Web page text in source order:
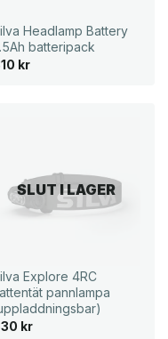
Headlamp Battery
batteripack
kr
SLUT I LAGER
Explore 4RC
pannlampa
kr